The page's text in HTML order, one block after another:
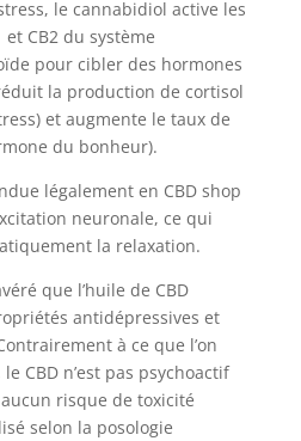
le cannabidiol active les
et CB2 du système
pour cibler des hormones
la production de cortisol
et augmente le taux de
du bonheur).
légalement en CBD shop
neuronale, ce qui
la relaxation.
que l’huile de CBD
antidépressives et
à ce que l’on
CBD n’est pas psychoactif
risque de toxicité
selon la posologie